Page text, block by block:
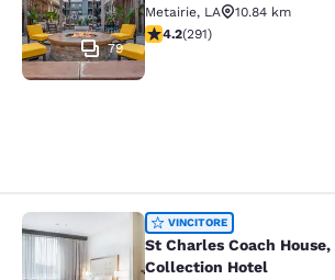
79
Metairie, LA
10.84 km
Valutazione di 4.16 stelle.
4.2(291)
St Charles Coach
VINCITORE
St Charles Coach House,
Collection Hotel